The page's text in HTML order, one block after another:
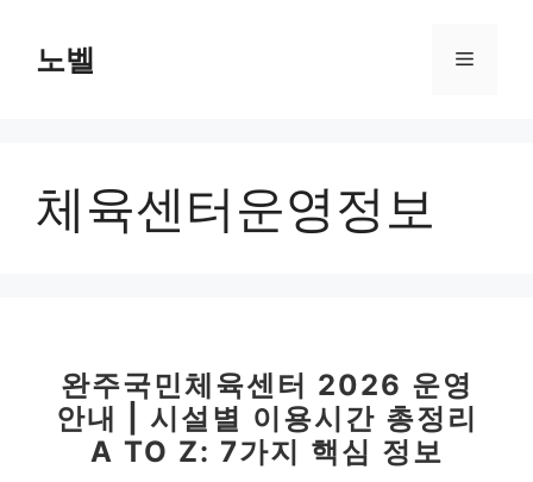
노벨 메
체육센터운영정보
완주국민체육센터 2026 운영
안내 | 시설별 이용시간 총정리
A TO Z: 7가지 핵심 정보